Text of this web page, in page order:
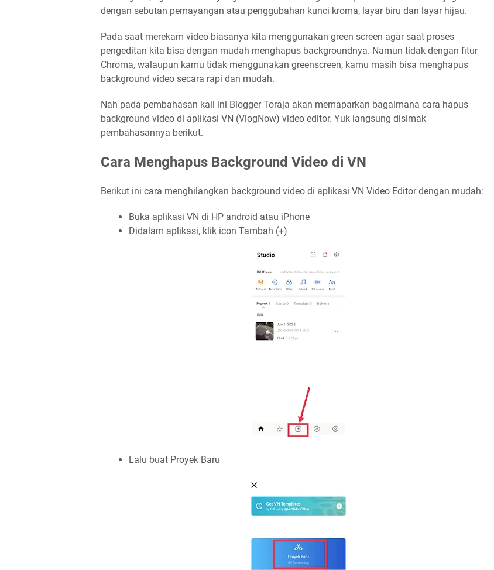
dengan sebutan pemayangan atau penggubahan kunci kroma, layar biru dan layar hijau.
Pada saat merekam video biasanya kita menggunakan green screen agar saat proses
pengeditan kita bisa dengan mudah menghapus backgroundnya. Namun tidak dengan fitur
Chroma, walaupun kamu tidak menggunakan greenscreen, kamu masih bisa menghapus
background video secara rapi dan mudah.
Nah pada pembahasan kali ini Blogger Toraja akan memaparkan bagaimana cara hapus
background video di aplikasi VN (VlogNow) video editor. Yuk langsung disimak
pembahasannya berikut.
Cara Menghapus Background Video di VN
Berikut ini cara menghilangkan background video di aplikasi VN Video Editor dengan mudah:
Buka aplikasi VN di HP android atau iPhone
Didalam aplikasi, klik icon Tambah (+)
Lalu buat Proyek Baru